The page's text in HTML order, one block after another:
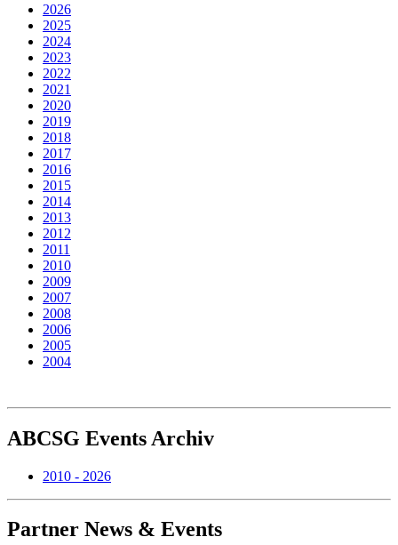
2026
2025
2024
2023
2022
2021
2020
2019
2018
2017
2016
2015
2014
2013
2012
2011
2010
2009
2007
2008
2006
2005
2004
ABCSG Events Archiv
2010 - 2026
Partner News & Events